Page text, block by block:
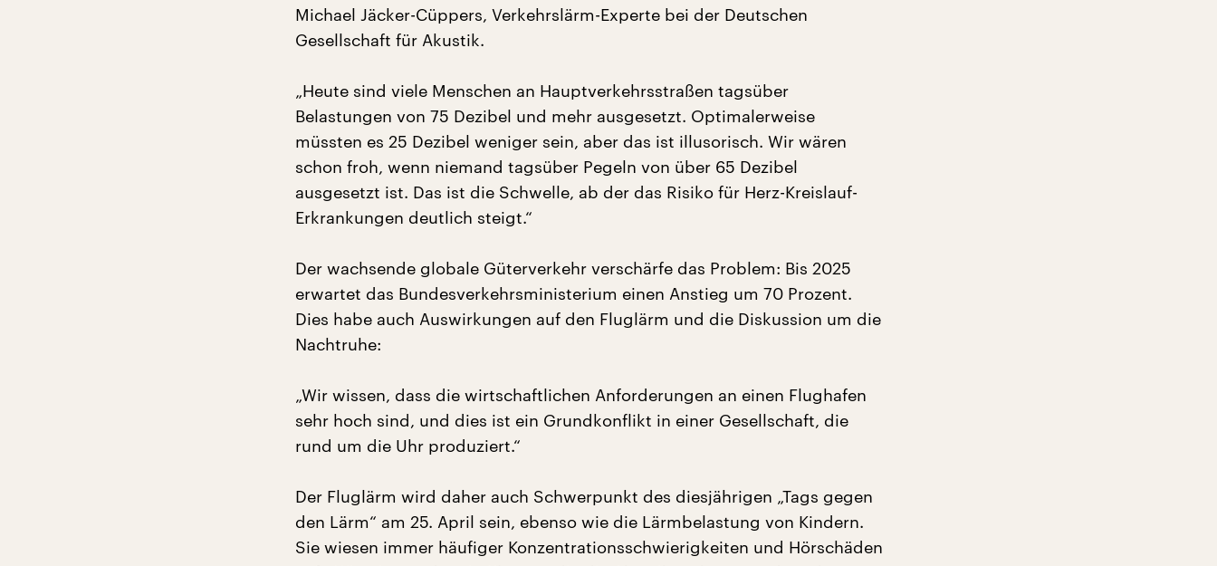
Michael Jäcker-Cüppers, Verkehrslärm-Experte bei der Deutschen
Gesellschaft für Akustik.
„Heute sind viele Menschen an Hauptverkehrsstraßen tagsüber
Belastungen von 75 Dezibel und mehr ausgesetzt. Optimalerweise
müssten es 25 Dezibel weniger sein, aber das ist illusorisch. Wir wären
schon froh, wenn niemand tagsüber Pegeln von über 65 Dezibel
ausgesetzt ist. Das ist die Schwelle, ab der das Risiko für Herz-Kreislauf-
Erkrankungen deutlich steigt.“
Der wachsende globale Güterverkehr verschärfe das Problem: Bis 2025
erwartet das Bundesverkehrsministerium einen Anstieg um 70 Prozent.
Dies habe auch Auswirkungen auf den Fluglärm und die Diskussion um die
Nachtruhe:
„Wir wissen, dass die wirtschaftlichen Anforderungen an einen Flughafen
sehr hoch sind, und dies ist ein Grundkonflikt in einer Gesellschaft, die
rund um die Uhr produziert.“
Der Fluglärm wird daher auch Schwerpunkt des diesjährigen „Tags gegen
den Lärm“ am 25. April sein, ebenso wie die Lärmbelastung von Kindern.
Sie wiesen immer häufiger Konzentrationsschwierigkeiten und Hörschäden